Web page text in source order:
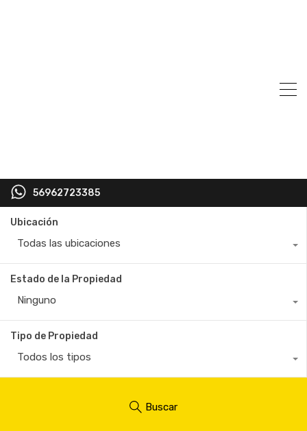
56962723385
Ubicación
Todas las ubicaciones
Estado de la Propiedad
Ninguno
Tipo de Propiedad
Todos los tipos
Buscar